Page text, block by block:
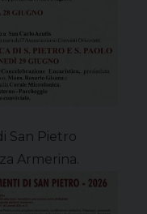
San Pietro
Armerina.